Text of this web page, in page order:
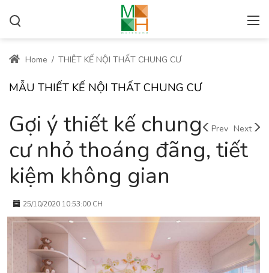
Home / THIÊT KẾ NỘI THẤT CHUNG CƯ
MẪU THIẾT KẾ NỘI THẤT CHUNG CƯ
Prev Next
Gợi ý thiết kế chung
cư nhỏ thoáng đãng, tiết
kiệm không gian
25/10/2020 10:53:00 CH